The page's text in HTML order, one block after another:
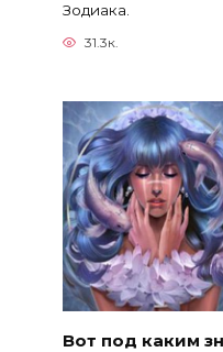
Зодиака.
31.3к.
Вот под каким